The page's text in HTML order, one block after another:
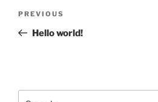
Previous
Post
PREVIOUS
Hello world!